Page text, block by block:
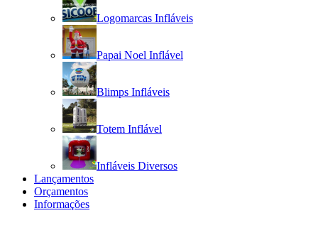
Logomarcas Infláveis
Papai Noel Inflável
Blimps Infláveis
Totem Inflável
Infláveis Diversos
Lançamentos
Orçamentos
Informações